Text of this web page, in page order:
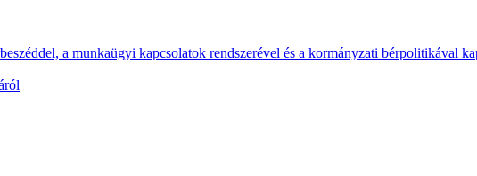
a munkaügyi kapcsolatok rendszerével és a kormányzati bérpolitikával